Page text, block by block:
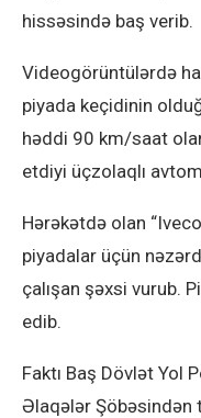
hissəsində baş verib.
Videogörüntülərdə
piyada keçidinin
həddi 90 km/saat
etdiyi üçzolaqlı
Hərəkətdə olan
piyadalar üçün
çalışan şəxsi vurub.
edib.
Faktı Baş Dövlət Yol
Əlaqələr Şöbəsindən